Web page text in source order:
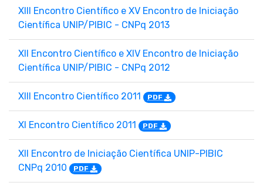
XIII Encontro Científico e XV Encontro de Iniciação
Científica UNIP/PIBIC - CNPq 2013
XII Encontro Científico e XIV Encontro de Iniciação
Científica UNIP/PIBIC - CNPq 2012
XIII Encontro Científico 2011 PDF
XI Encontro Científico 2011 PDF
XII Encontro de Iniciação Científica UNIP-PIBIC
CNPq 2010
PDF